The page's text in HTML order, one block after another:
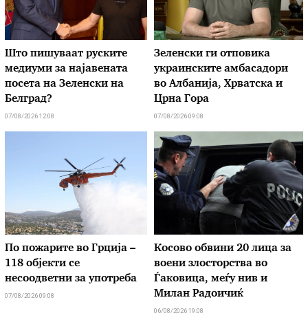
Што пишуваат руските
медиуми за најавената
посета на Зеленски на
Белград?
07/08/2026 12:08
Зеленски ги отповика
украинските амбасадори
во Албанија, Хрватска и
Црна Гора
07/08/2026 09:08
По пожарите во Грција –
118 објекти се
несоодветни за употреба
07/08/2026 09:08
Косово обвини 20 лица за
воени злосторства во
Ѓаковица, меѓу нив и
Милан Радоичиќ
06/08/2026 19:08